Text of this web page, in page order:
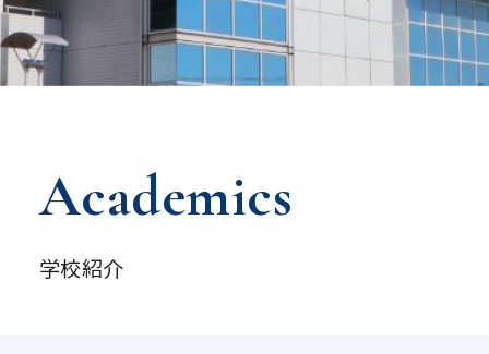
Academics
学校紹介